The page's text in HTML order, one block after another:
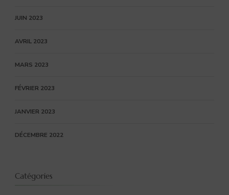
JUIN 2023
AVRIL 2023
MARS 2023
FÉVRIER 2023
JANVIER 2023
DÉCEMBRE 2022
Catégories